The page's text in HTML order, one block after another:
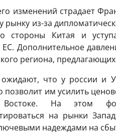
изменений страдает
рынку из-за
стороны Китая и
Дополнительное
региона,
ожидают, что у россии и
позволит им усилить
На этом
на рынки
надеждами на